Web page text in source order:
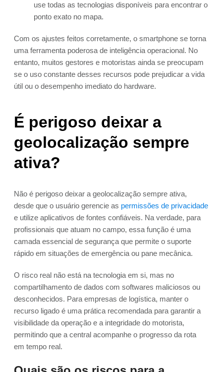
use todas as tecnologias disponíveis para encontrar o
ponto exato no mapa.
Com os ajustes feitos corretamente, o smartphone se torna
uma ferramenta poderosa de inteligência operacional. No
entanto, muitos gestores e motoristas ainda se preocupam
se o uso constante desses recursos pode prejudicar a vida
útil ou o desempenho imediato do hardware.
É perigoso deixar a
geolocalização sempre
ativa?
Não é perigoso deixar a geolocalização sempre ativa,
desde que o usuário gerencie as permissões de privacidade
e utilize aplicativos de fontes confiáveis. Na verdade, para
profissionais que atuam no campo, essa função é uma
camada essencial de segurança que permite o suporte
rápido em situações de emergência ou pane mecânica.
O risco real não está na tecnologia em si, mas no
compartilhamento de dados com softwares maliciosos ou
desconhecidos. Para empresas de logística, manter o
recurso ligado é uma prática recomendada para garantir a
visibilidade da operação e a integridade do motorista,
permitindo que a central acompanhe o progresso da rota
em tempo real.